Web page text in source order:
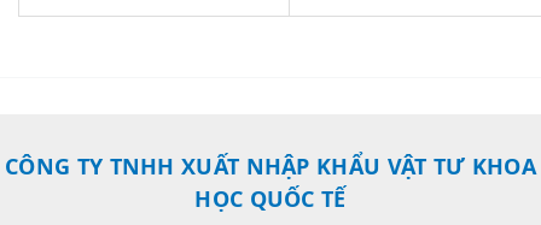
CÔNG TY TNHH XUẤT NHẬP KHẨU VẬT TƯ KHOA
HỌC QUỐC TẾ